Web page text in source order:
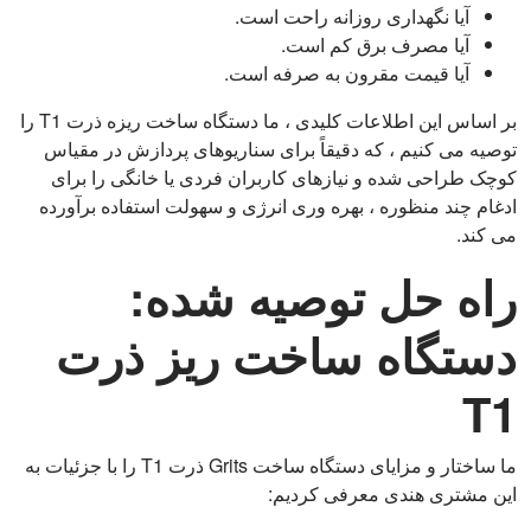
آیا نگهداری روزانه راحت است.
آیا مصرف برق کم است.
آیا قیمت مقرون به صرفه است.
بر اساس این اطلاعات کلیدی ، ما دستگاه ساخت ریزه ذرت T1 را
توصیه می کنیم ، که دقیقاً برای سناریوهای پردازش در مقیاس
کوچک طراحی شده و نیازهای کاربران فردی یا خانگی را برای
ادغام چند منظوره ، بهره وری انرژی و سهولت استفاده برآورده
می کند.
راه حل توصیه شده:
دستگاه ساخت ریز ذرت
T1
ما ساختار و مزایای دستگاه ساخت Grits ذرت T1 را با جزئیات به
این مشتری هندی معرفی کردیم: